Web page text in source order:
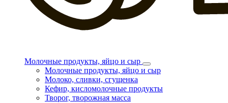
Молочные продукты, яйцо и сыр
Молочные продукты, яйцо и сыр
Молоко, сливки, сгущенка
Кефир, кисломолочные продукты
Творог, творожная масса